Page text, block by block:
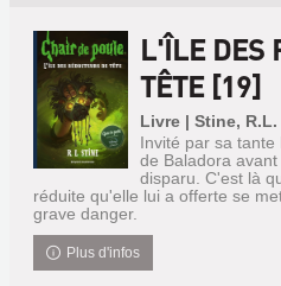
L'ÎLE DES
TÊTE [19]
Livre | Stine,
Invité par sa
de Baladora
disparu. C'est là
réduite qu'elle lui a offerte se
grave danger.
Plus d'infos